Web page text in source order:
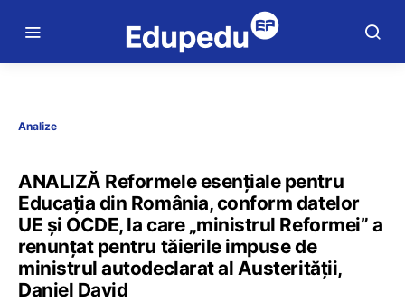
Analize
ANALIZĂ Reformele esențiale pentru
Educația din România, conform datelor
UE și OCDE, la care „ministrul Reformei” a
renunțat pentru tăierile impuse de
ministrul autodeclarat al Austerității,
Daniel David